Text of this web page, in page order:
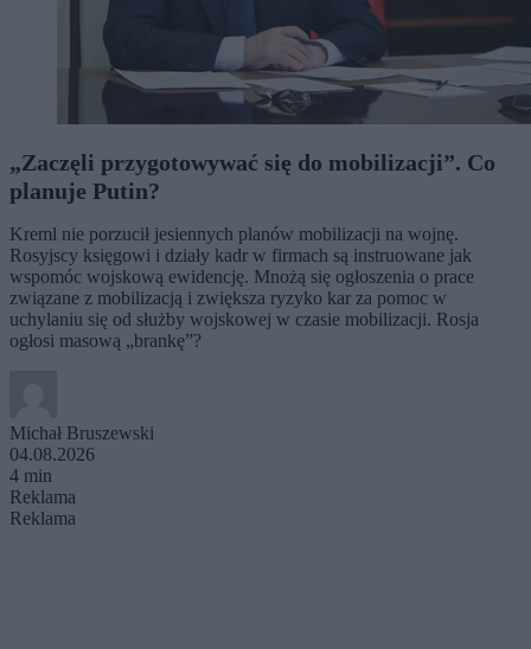
„Zaczęli przygotowywać się do mobilizacji”. Co
planuje Putin?
Kreml nie porzucił jesiennych planów mobilizacji na wojnę.
Rosyjscy księgowi i działy kadr w firmach są instruowane jak
wspomóc wojskową ewidencję. Mnożą się ogłoszenia o prace
związane z mobilizacją i zwiększa ryzyko kar za pomoc w
uchylaniu się od służby wojskowej w czasie mobilizacji. Rosja
ogłosi masową „brankę”?
Michał Bruszewski
04.08.2026
4 min
Reklama
Reklama